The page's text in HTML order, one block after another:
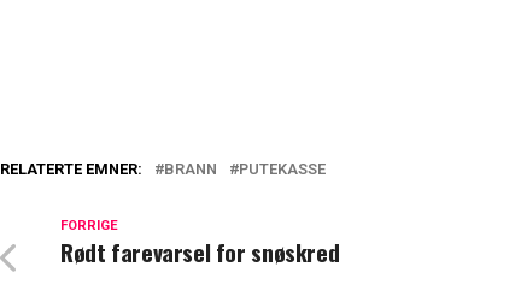
RELATERTE EMNER: BRANN PUTEKASSE
FORRIGE
Rødt farevarsel for snøskred